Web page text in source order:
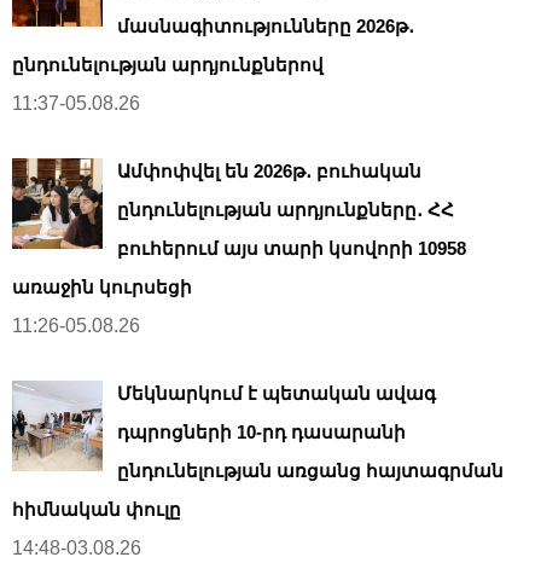
մասնագիտությունները 2026թ․
ընդունելության արդյունքներով
11:37-05.08.26
Ամփոփվել են 2026թ․ բուհական
ընդունելության արդյունքները․ ՀՀ
բուհերում այս տարի կսովորի 10958
առաջին կուրսեցի
11:26-05.08.26
Մեկնարկում է պետական ավագ
դպրոցների 10-րդ դասարանի
ընդունելության առցանց հայտագրման
հիմնական փուլը
14:48-03.08.26